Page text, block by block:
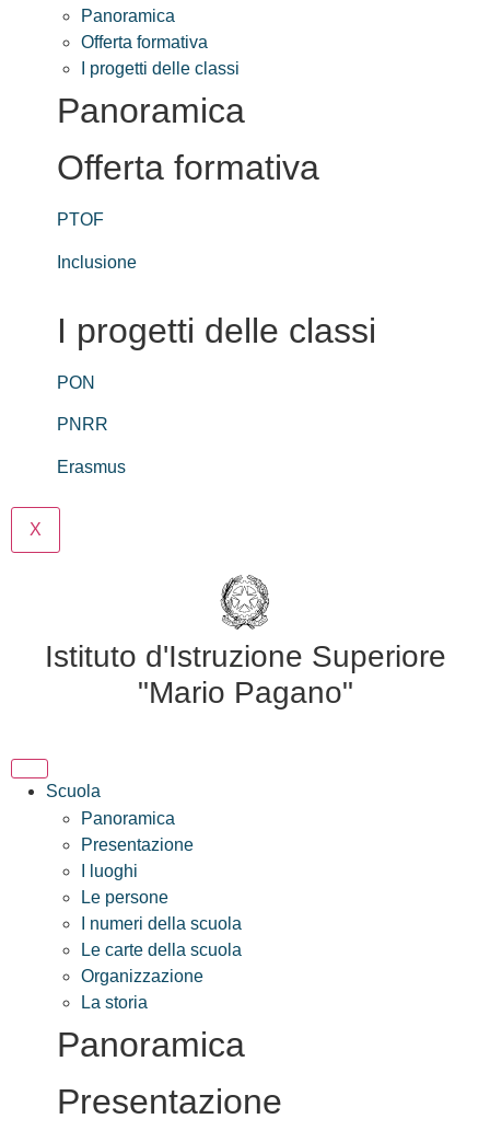
Panoramica
Offerta formativa
I progetti delle classi
Panoramica
Offerta formativa
PTOF
Inclusione
I progetti delle classi
PON
PNRR
Erasmus
X
Istituto d'Istruzione Superiore
"Mario Pagano"
Scuola
Panoramica
Presentazione
I luoghi
Le persone
I numeri della scuola
Le carte della scuola
Organizzazione
La storia
Panoramica
Presentazione